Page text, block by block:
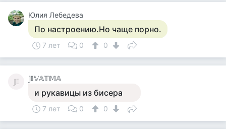
Юлия Лебедева
По настроению.Но чаще порно.
7 лет 0 0
𝕁𝕀 𝕁𝕀𝕍𝔸𝕋𝕄𝔸
и рукавицы из бисера
7 лет 0 0